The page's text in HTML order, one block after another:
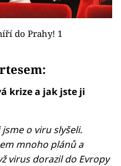
do Prahy! 1
krize a jak jste ji
o viru slyšeli.
mnoho plánů a
virus dorazil do Evropy